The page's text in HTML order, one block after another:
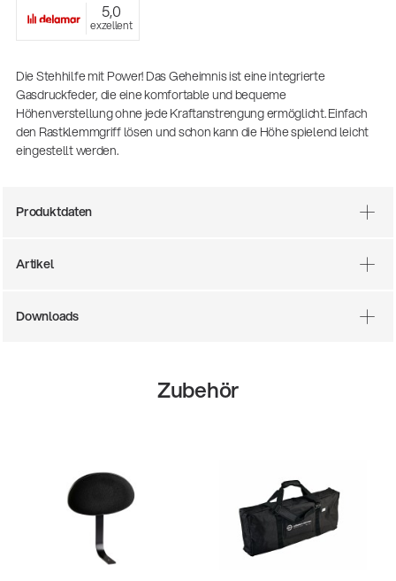
13860-200-25
Gitarrenstuhl
Mehr Gigs durch Agenturen
5,0
exzellent
Die Stehhilfe mit Power! Das Geheimnis ist eine integrierte
Gasdruckfeder, die eine komfortable und bequeme
Höhenverstellung ohne jede Kraftanstrengung ermöglicht. Einfach
den Rastklemmgriff lösen und schon kann die Höhe spielend leicht
eingestellt werden.
Produktdaten
Artikel
Downloads
Zubehör